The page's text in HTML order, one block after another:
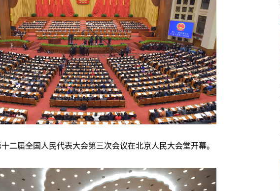
二届全国人民代表大会第三次会议在北京人民大会堂开幕。